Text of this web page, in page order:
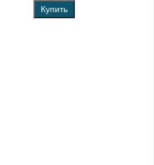
Купить